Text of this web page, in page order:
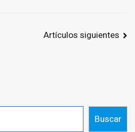
Artículos siguientes
Buscar